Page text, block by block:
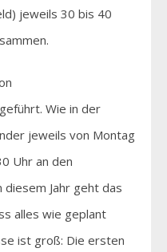
jeweils 30 bis 40
Wie in der
jeweils von Montag
Uhr an den
Jahr geht das
alles wie geplant
ist groß: Die ersten